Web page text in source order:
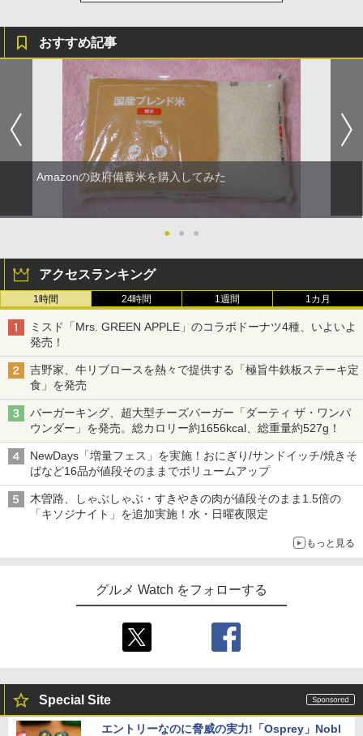
おすすめ記事
Amazonの政府備蓄米を購入してみた
● ● ●
アクセスランキング
1時間 24時間 1週間 1カ月
ミスド「Mrs. GREEN APPLE」のコラボドーナツ4種、いよいよ
発売！
吉野家、牛リブロースを熱々で提供する「極旨牛鉄板ステーキ定
食」を発売
バーガーキング、超大型チーズバーガー「ダーティ ザ・ワンパ
ウンダー」を発売。総カロリー約1656kcal、総重量約527g！
NewDays「増量フェス」を実施！おにぎり/サンドイッチ/焼きそ
ばなど16品が値段そのままでボリュームアップ
木曽路、しゃぶしゃぶ・すきやきの肉が値段そのまま1.5倍の
「キソジナイト」を追加実施！水・日曜夜限定
もっと見る
グルメ Watch をフォローする
Special Site
エントリーなのに脅威の実力!「Osprey」Nobl